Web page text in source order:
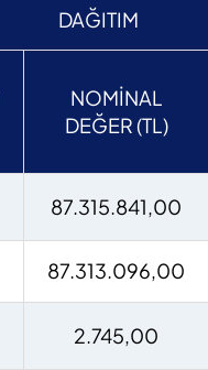
DAĞITIM
NOMİNAL
DEĞER (TL)
87.315.841,00
87.313.096,00
2.745,00